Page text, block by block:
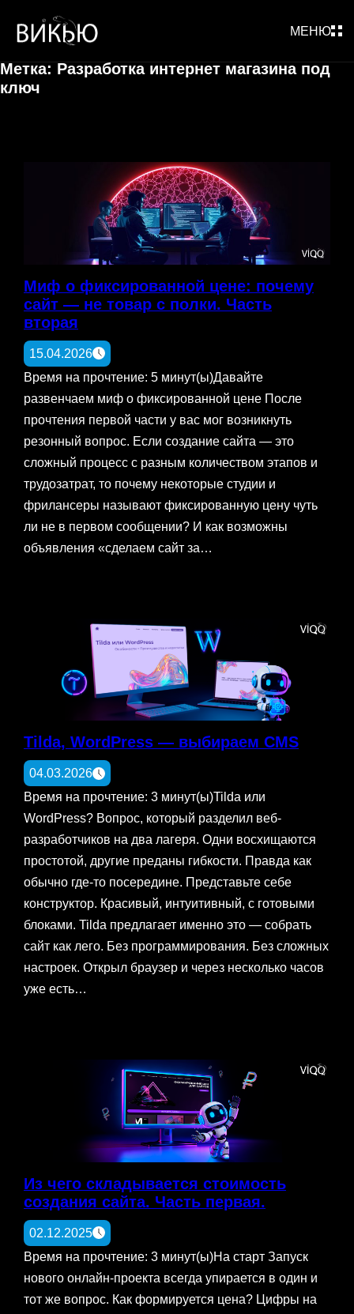
МЕНЮ
Метка: Разработка интернет магазина под
ключ
Миф о фиксированной цене: почему
сайт — не товар с полки. Часть
вторая
15.04.2026
Время на прочтение: 5 минут(ы)Давайте
развенчаем миф о фиксированной цене После
прочтения первой части у вас мог возникнуть
резонный вопрос. Если создание сайта — это
сложный процесс с разным количеством этапов и
трудозатрат, то почему некоторые студии и
фрилансеры называют фиксированную цену чуть
ли не в первом сообщении? И как возможны
объявления «сделаем сайт за…
Tilda, WordPress — выбираем CMS
04.03.2026
Время на прочтение: 3 минут(ы)Tilda или
WordPress? Вопрос, который разделил веб-
разработчиков на два лагеря. Одни восхищаются
простотой, другие преданы гибкости. Правда как
обычно где-то посередине. Представьте себе
конструктор. Красивый, интуитивный, с готовыми
блоками. Tilda предлагает именно это — собрать
сайт как лего. Без программирования. Без сложных
настроек. Открыл браузер и через несколько часов
уже есть…
Из чего складывается стоимость
создания сайта. Часть первая.
02.12.2025
Время на прочтение: 3 минут(ы)На старт Запуск
нового онлайн-проекта всегда упирается в один и
тот же вопрос. Как формируется цена? Цифры на